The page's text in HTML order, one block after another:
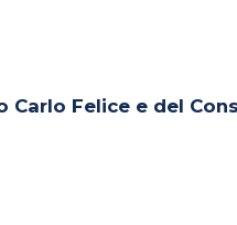
Carlo Felice e del